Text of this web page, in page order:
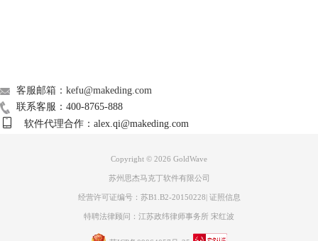
如果选中，则指定重复播放的次数。 数值为1，则循环播放1次，而零值
则代表永远循环。
11个播放相关的按钮就介绍完毕了。想要深入了解
可以进入GoldWave官网。如果你觉得本篇教程对你有所帮助，也可以分
享给你的朋友，和我们一起学习吧。
客服邮箱：kefu@makeding.com
联系客服：400-8765-888
软件代理合作：alex.qi@makeding.com
Copyright © 2026 GoldWave
苏州思杰马克丁软件有限公司
经营许可证编号：苏B1.B2-20150228| 证照信息
特聘法律顾问：江苏政纬律师事务所 宋红波